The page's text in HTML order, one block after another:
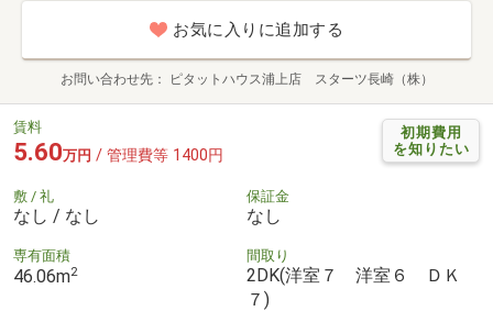
お気に入りに追加する
お問い合わせ先 ピタットハウス浦上店 スターツ長崎（株）
初期費用
を知りたい
賃料
5.60万円 / 管理費等 1400円
敷 / 礼
なし / なし
保証金
なし
専有面積
46.06m2
間取り
2DK(洋室７ 洋室６ ＤＫ
７)